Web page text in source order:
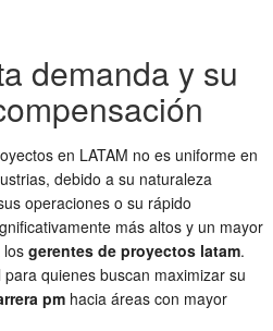
demanda y su
en LATAM no es uniforme en
debido a su naturaleza
operaciones o su rápido
más altos y un mayor
los gerentes de proyectos latam.
quienes buscan maximizar su
pm hacia áreas con mayor